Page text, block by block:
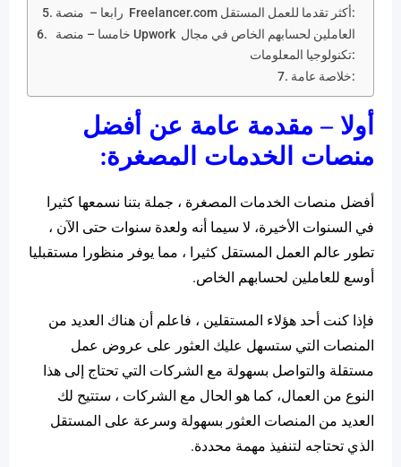
رابعا – منصة Freelancer.com أكثر تقدما للعمل المستقل:
خامسا – منصة Upwork العاملين لحسابهم الخاص في مجال
تكنولوجيا المعلومات:
خلاصة عامة:
أولا – مقدمة عامة عن أفضل
منصات الخدمات المصغرة:
أفضل منصات الخدمات المصغرة ، جملة بتنا نسمعها كثيرا
في السنوات الأخيرة، لا سيما أنه ولعدة سنوات حتى الآن ،
تطور عالم العمل المستقل كثيرا ، مما يوفر منظورا مستقبليا
أوسع للعاملين لحسابهم الخاص.
فإذا كنت أحد هؤلاء المستقلين ، فاعلم أن هناك العديد من
المنصات التي ستسهل عليك العثور على عروض عمل
مستقلة والتواصل بسهولة مع الشركات التي تحتاج إلى هذا
النوع من العمال، كما هو الحال مع الشركات ، ستتيح لك
العديد من المنصات العثور بسهولة وسرعة على المستقل
الذي تحتاجه لتنفيذ مهمة محددة.